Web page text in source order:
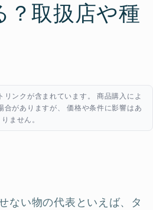
？取扱店や種
ンクが含まれています。 商品購入によ
合がありますが、 価格や条件に影響はあ
りません。
ない物の代表といえば、タ